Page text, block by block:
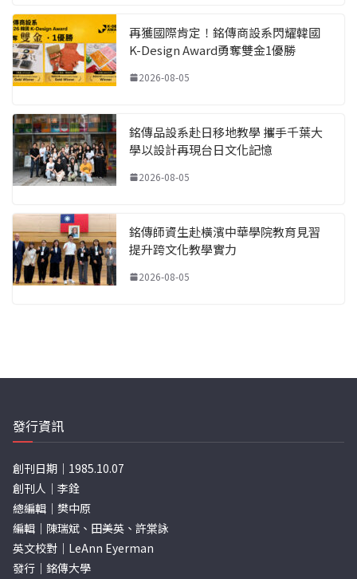
再獲國際肯定！銘傳商設系閃耀韓國
K-Design Award勇奪雙金1優勝
2026-08-05
銘傳品設系赴日移地教學 攜手千葉大
學以設計再現台日文化記憶
2026-08-05
銘傳師資生赴橫濱中華學院教育見習
提升跨文化教學實力
2026-08-05
發行資訊
創刊日期｜1985.10.07
創刊人｜李銓
總編輯｜樊中原
編輯｜陳瑞斌、田美英、許棠詠
英文校對｜LeAnn Eyerman
發行｜銘傳大學